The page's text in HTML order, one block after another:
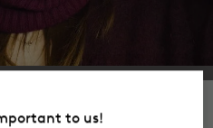
to us!